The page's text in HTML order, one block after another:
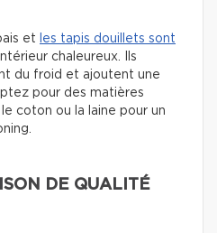
et
les tapis douillets sont
chaleureux. Ils
du froid et ajoutent une
pour des matières
coton ou la laine pour un
DE QUALITÉ